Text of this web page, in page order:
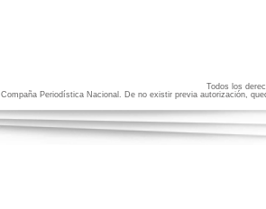
Todos los
Compaña Periodística Nacional. De no existir previa autorización,